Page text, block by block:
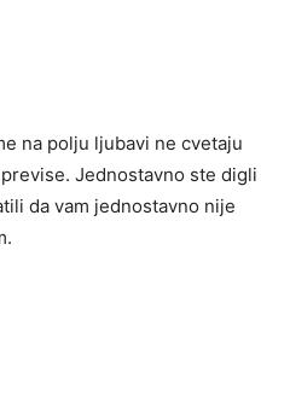
na polju ljubavi ne cvetaju
Jednostavno ste digli
da vam jednostavno nije